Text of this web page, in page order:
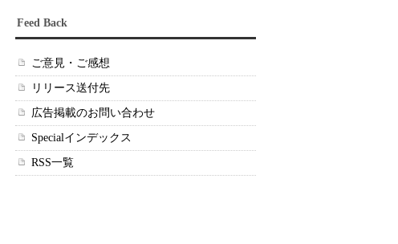
Feed Back
ご意見・ご感想
リリース送付先
広告掲載のお問い合わせ
Specialインデックス
RSS一覧